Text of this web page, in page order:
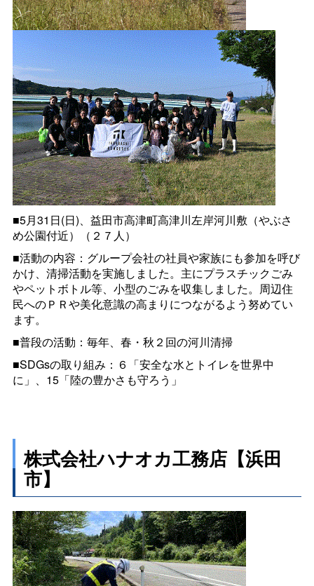
■5月31日(日)、益田市高津町高津川左岸河川敷（やぶさ
め公園付近）（２７人）
■活動の内容：グループ会社の社員や家族にも参加を呼び
かけ、清掃活動を実施しました。主にプラスチックごみ
やペットボトル等、小型のごみを収集しました。周辺住
民へのＰＲや美化意識の高まりにつながるよう努めてい
ます。
■普段の活動：毎年、春・秋２回の河川清掃
■SDGsの取り組み：６「安全な水とトイレを世界中
に」、15「陸の豊かさも守ろう」
株式会社ハナオカ工務店【浜田
市】